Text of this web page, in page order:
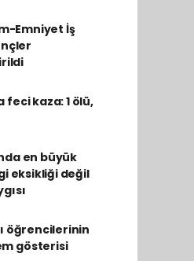
Emniyet İş
feci kaza: 1 ölü,
en büyük
eksikliği değil
öğrencilerinin
gösterisi